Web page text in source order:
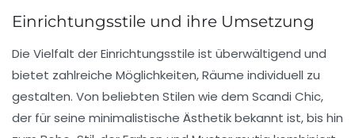
Einrichtungsstile und ihre Umsetzung
Die Vielfalt der Einrichtungsstile ist überwältigend und
bietet zahlreiche Möglichkeiten, Räume individuell zu
gestalten. Von beliebten Stilen wie dem Scandi Chic,
der für seine minimalistische Ästhetik bekannt ist, bis hin